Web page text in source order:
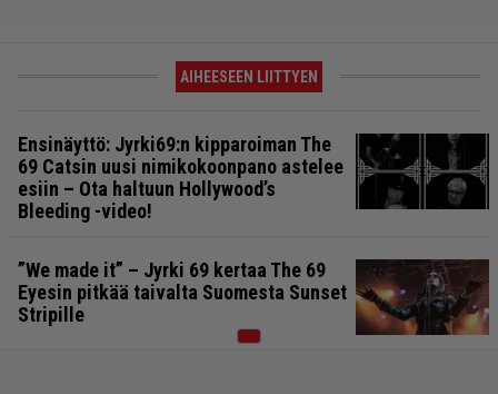
AIHEESEEN LIITTYEN
Ensinäyttö: Jyrki69:n kipparoiman The
69 Catsin uusi nimikokoonpano astelee
esiin – Ota haltuun Hollywood’s
Bleeding -video!
”We made it” – Jyrki 69 kertaa The 69
Eyesin pitkää taivalta Suomesta Sunset
Stripille